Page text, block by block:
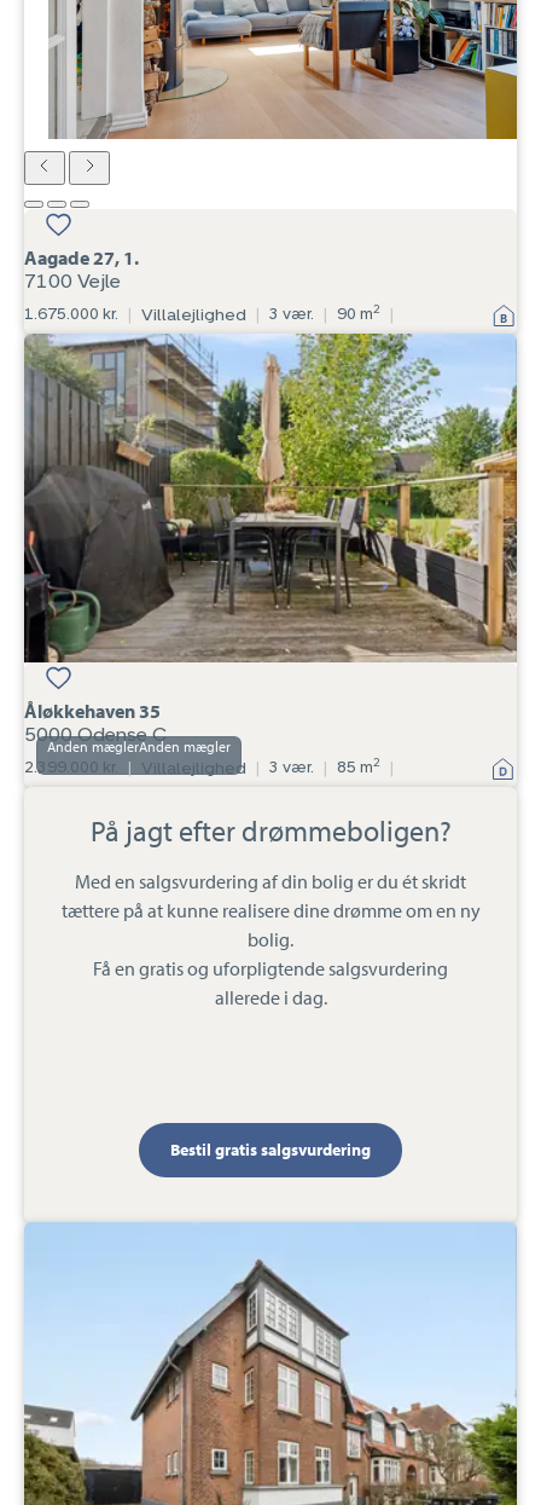
Aagade 27, 1.
7100 Vejle
1.675.000 kr. | Villalejlighed | 3 vær. | 90 m2 |
Villalejlighed:
Åløkkehaven
35,
Odense
C
Anden mægler
Åløkkehaven 35
5000 Odense C
2.399.000 kr. | Villalejlighed | 3 vær. | 85 m2 |
På jagt efter drømmeboligen?
Med en salgsvurdering af din bolig er du ét skridt
tættere på at kunne realisere dine drømme om en ny
bolig.
Få en gratis og uforpligtende salgsvurdering
allerede i dag.
Bestil gratis salgsvurdering